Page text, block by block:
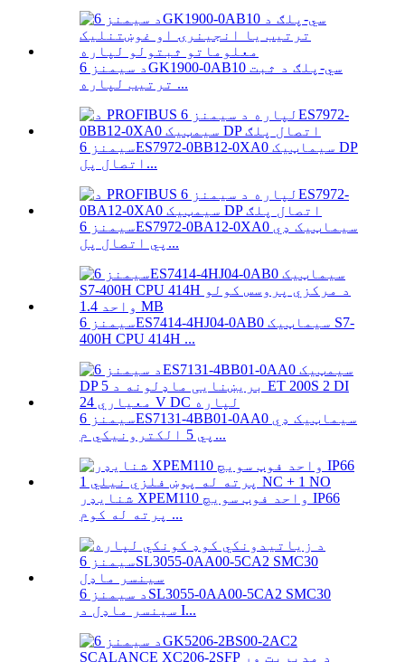
د سیمنز 6GK1900-0AB10 سي-پلګ د ثبت
ترتیب لپاره ...
سیمنز 6ES7972-0BB12-0XA0 سیماټیک DP
اتصال پل...
سیمنز 6ES7972-0BA12-0XA0 سیماټیک ډي
پي اتصال پل...
سیمنز 6ES7414-4HJ04-0AB0 سیماټیک S7-
400H CPU 414H ...
سیمنز 6ES7131-4BB01-0AA0 سیماټیک ډي
پي 5 الکترونیکي م...
شنایډر XPEM110 واحد فوټ سویچ IP66
پرته له کوم ...
د سیمنز 6SL3055-0AA00-5CA2 SMC30
سینسر ماډل د I...